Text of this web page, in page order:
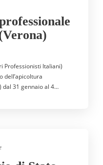
Professionisti Italiani)
dell’apicoltura
dal 31 gennaio al 4…